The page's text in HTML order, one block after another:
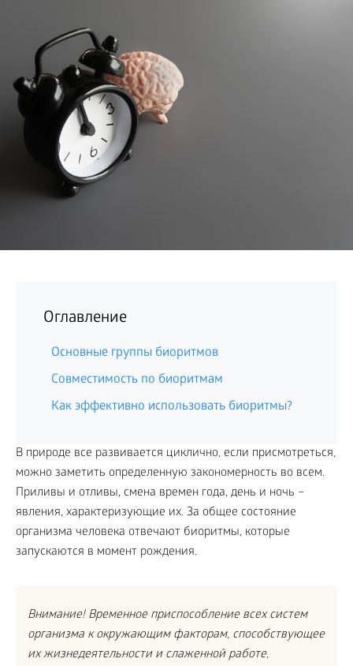
Оглавление
Основные группы биоритмов
Совместимость по биоритмам
Как эффективно использовать биоритмы?
В природе все развивается циклично, если присмотреться,
можно заметить определенную закономерность во всем.
Приливы и отливы, смена времен года, день и ночь –
явления, характеризующие их. За общее состояние
организма человека отвечают биоритмы, которые
запускаются в момент рождения.
Внимание! Временное приспособление всех систем
организма к окружающим факторам, способствующее
их жизнедеятельности и слаженной работе,